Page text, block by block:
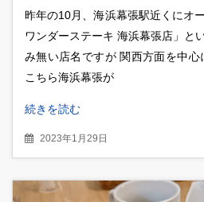
昨年の10月、海浜幕張駅近くにオ
ワンダーステーキ 海浜幕張店」と
み無い店名ですが 関西方面を中心
こちら海浜幕張が
続きを読む
2023年1月29日